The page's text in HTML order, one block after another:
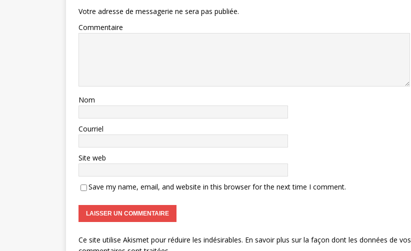
Votre adresse de messagerie ne sera pas publiée.
Commentaire
Nom
Courriel
Site web
Save my name, email, and website in this browser for the next time I comment.
Ce site utilise Akismet pour réduire les indésirables. En savoir plus sur la façon dont les données de vos